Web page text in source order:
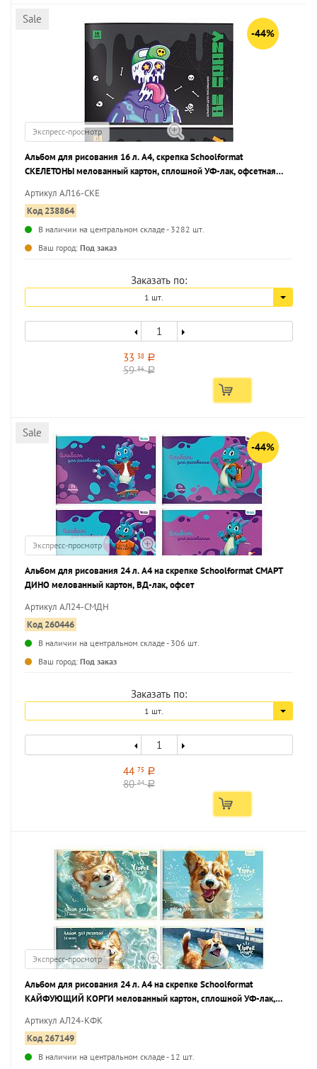
Sale
-44%
Экспресс-просмотр
Альбом для рисования 16 л. А4, скрепка Schoolformat
СКЕЛЕТОНЫ мелованный картон, сплошной УФ-лак, офсетная
Артикул АЛ16-СКЕ
Код 238864
В наличии на центральном складе - 3282 шт.
Ваш город: Под заказ
Заказать по:
1 шт.
33 38 a
5986 a
Sale
-44%
Экспресс-просмотр
Альбом для рисования 24 л. А4 на скрепке Schoolformat СМАРТ
ДИНО мелованный картон, ВД-лак, офсет
Артикул АЛ24-СМДН
Код 260446
В наличии на центральном складе - 306 шт.
Ваш город: Под заказ
Заказать по:
1 шт.
44 75 a
8024 a
Экспресс-просмотр
Альбом для рисования 24 л. А4 на скрепке Schoolformat
КАЙФУЮЩИЙ КОРГИ мелованный картон, сплошной УФ-лак,
Артикул АЛ24-КФК
Код 267149
В наличии на центральном складе - 12 шт.